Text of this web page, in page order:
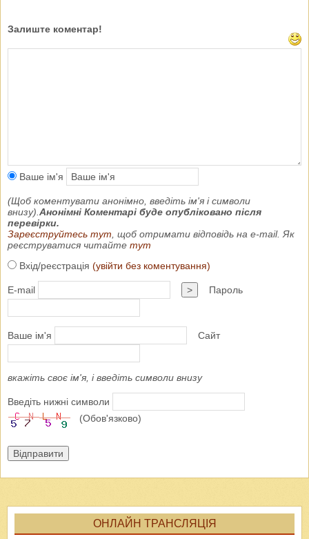
Залиште коментар!
Ваше ім'я
(Щоб коментувати анонімно, введіть ім'я і символи
внизу). Анонімні Коментарі буде опубліковано після
перевірки.
Зареєструйтесь тут , щоб отримати відповідь на e-mail. Як
реєструватися читайте тут
Вхід/реєстрація (увійти без коментування)
E-mail > Пароль
Ваше ім'я Сайт
вкажіть своє ім'я, і введіть символи внизу
Введіть нижні символи
(Обов'язково)
Відправити
ОНЛАЙН ТРАНСЛЯЦІЯ